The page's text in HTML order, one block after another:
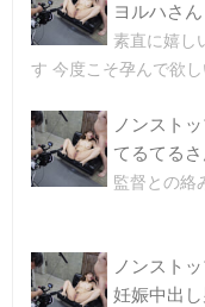
ヨルハさん
素直に嬉し
す 今度こそ孕んで欲
ノンスト
てるてる
監督との絡
ノンスト
妊娠中出